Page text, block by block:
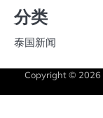
分类
泰国新闻
Copyright © 2026